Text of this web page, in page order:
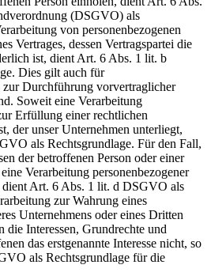
(DSGVO) als
von personenbezogenen
Vertrages, dessen Vertragspartei die
ist, dient Art. 6 Abs. 1 lit. b
Dies gilt auch für
zur Durchführung vorvertraglicher
Soweit eine Verarbeitung
Erfüllung einer rechtlichen
der unser Unternehmen unterliegt,
als Rechtsgrundlage. Für den Fall,
der betroffenen Person oder einer
Verarbeitung personenbezogener
Art. 6 Abs. 1 lit. d DSGVO als
zur Wahrung eines
Unternehmens oder eines Dritten
Interessen, Grundrechte und
das erstgenannte Interesse nicht, so
als Rechtsgrundlage für die